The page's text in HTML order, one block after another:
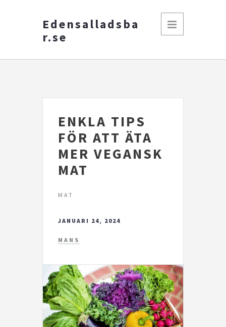
Edensalladsba
r.se
ENKLA TIPS
FÖR ATT ÄTA
MER VEGANSK
MAT
MAT
JANUARI 24, 2024
MANS